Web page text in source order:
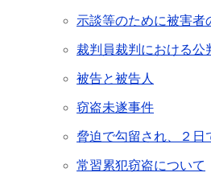
示談等のために被害者
裁判員裁判における公
被告と被告人
窃盗未遂事件
脅迫で勾留され、２日
常習累犯窃盗について